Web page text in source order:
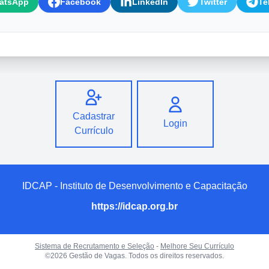
Cadastrar
Currículo
Login
IDCAP - Instituto de Desenvolvimento e Capacitação
https://idcap.org.br
Sistema de Recrutamento e Seleção - Melhore Seu Currículo
©2026 Gestão de Vagas. Todos os direitos reservados.